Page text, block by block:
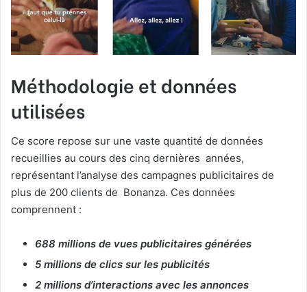
Méthodologie et données
utilisées
Ce score repose sur une vaste quantité de données
recueillies au cours des cinq dernières années,
représentant l’analyse des campagnes publicitaires de
plus de 200 clients de Bonanza. Ces données
comprennent :
688 millions de vues publicitaires générées
5 millions de clics sur les publicités
2 millions d’interactions avec les annonces